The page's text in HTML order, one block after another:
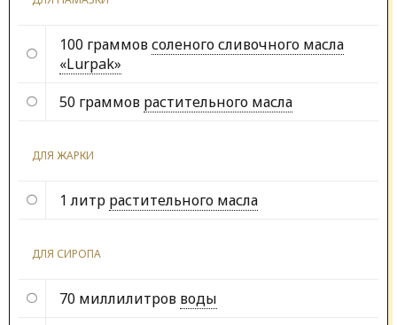
100 граммовсоленого сливочного масла
«Lurpak»
50 граммов растительного масла
ДЛЯ ЖАРКИ
1 литр растительного масла
ДЛЯ СИРОПА
70 миллилитров воды